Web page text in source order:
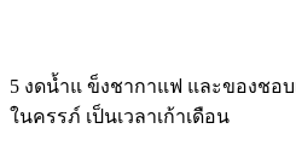
5 งดน้ำแ ข็งชากาแฟ และของชอบ
ในครรภ์ เป็นเวลาเก้าเดือน